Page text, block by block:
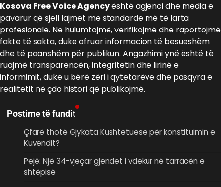
Kosova Free Voice Agencyështë agjenci dhe media e
pavarur që sjell lajmet me standarde më të larta
profesionale. Ne hulumtojmë, verifikojmë dhe raportojmë
fakte të sakta, duke ofruar informacion të besueshëm
dhe të paanshëm për publikun. Angazhimi ynë është të
ruajmë transparencën, integritetin dhe lirinë e
informimit, duke u bërë zëri i qytetarëve dhe pasqyra e
realitetit në çdo histori që publikojmë.
Postime të fundit
Çfarë thotë Gjykata Kushtetuese për konstituimin e
Kuvendit?
Pejë: Një 34-vjeçar gjendet i vdekur në tarracën e
shtëpisë